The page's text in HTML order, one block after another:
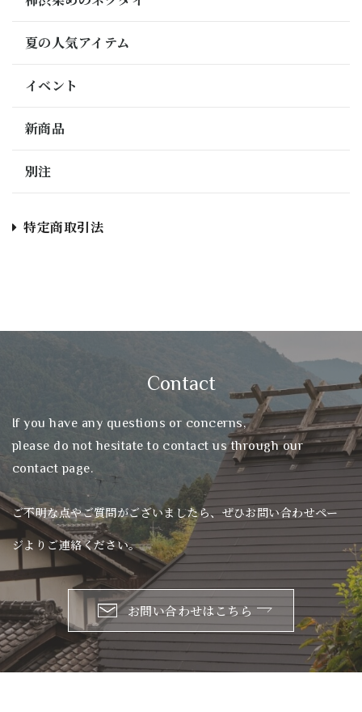
夏の人気アイテム
イベント
新商品
別注
特定商取引法
Contact
If you have any questions or concerns,
please do not hesitate to contact us through our
contact page.
ご不明な点やご質問がございましたら、ぜひお問い合わせペー
ジよりご連絡ください。
お問い合わせはこちら